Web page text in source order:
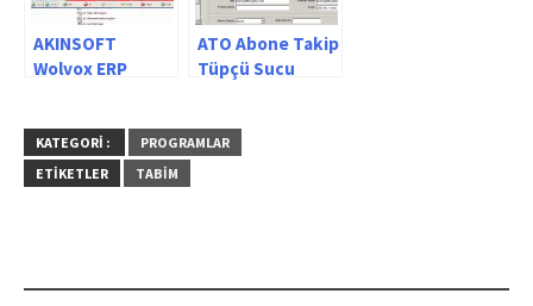
AKINSOFT
Wolvox ERP
ATO Abone Takip
Tüpçü Sucu
KATEGORI :
PROGRAMLAR
ETIKETLER
TABIM